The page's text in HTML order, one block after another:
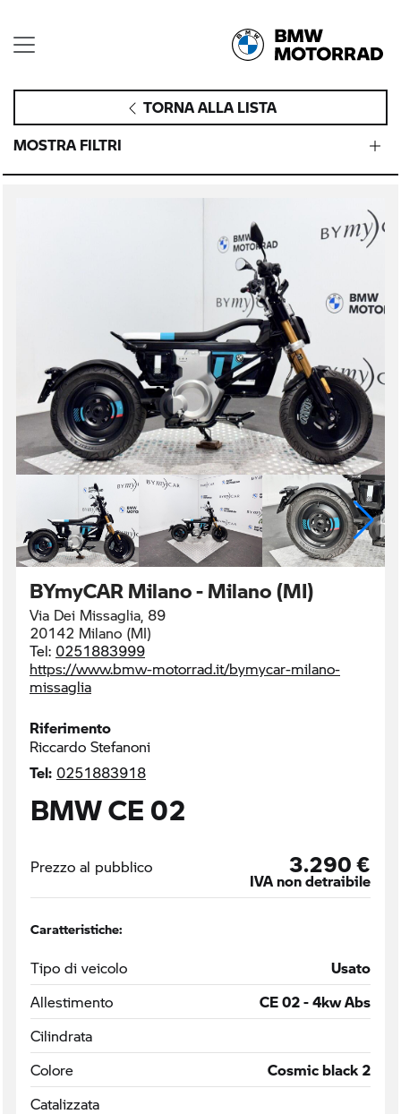
TORNA ALLA LISTA
MOSTRA FILTRI
BYmyCAR Milano - Milano (MI)
Via Dei Missaglia, 89
20142 Milano (MI)
Tel: 0251883999
https://www.bmw-motorrad.it/bymycar-milano-
missaglia
Riferimento
Riccardo Stefanoni
Tel: 0251883918
BMW CE 02
Prezzo al pubblico 3.290 €
IVA non detraibile
Caratteristiche:
Tipo di veicolo
Usato
Allestimento
CE 02 - 4kw Abs
Cilindrata
Colore
Cosmic black 2
Catalizzata